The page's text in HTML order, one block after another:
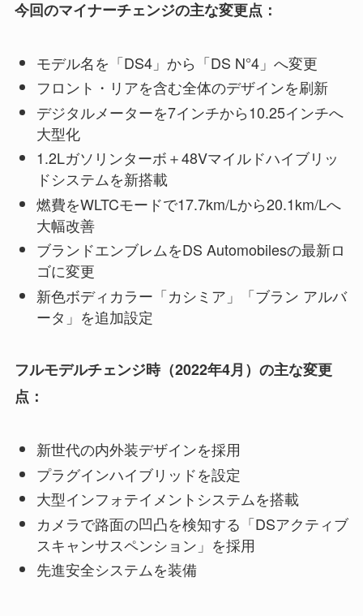
今回のマイナーチェンジの主な変更点：
モデル名を「DS4」から「DS N°4」へ変更
フロント・リアを含む全体のデザインを刷新
デジタルメーターを7インチから10.25インチへ
大型化
1.2Lガソリンターボ＋48Vマイルドハイブリッ
ドシステムを新搭載
燃費をWLTCモードで17.7km/Lから20.1km/Lへ
大幅改善
ブランドエンブレムをDS Automobilesの最新ロ
ゴに変更
新色ボディカラー「カシミア」「ブラン アルバ
ータ」を追加設定
フルモデルチェンジ時（2022年4月）の主な変更
点：
新世代の内外装デザインを採用
プラグインハイブリッドを設定
大型インフォテイメントシステムを搭載
カメラで路面の凹凸を検知する「DSアクティブ
スキャンサスペンション」を採用
先進安全システムを装備